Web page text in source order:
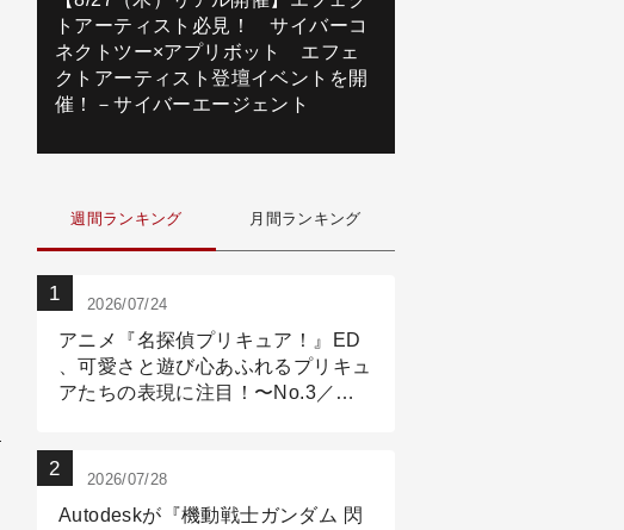
トアーティスト必見！ サイバーコ
ネクトツー×アプリボット エフェ
クトアーティスト登壇イベントを開
催！－サイバーエージェント
週間ランキング 月間ランキング
2026/07/24
アニメ『名探偵プリキュア！』ED
、可愛さと遊び心あふれるプリキュ
アたちの表現に注目！〜No.3／ア
2026/07/28
Autodeskが『機動戦士ガンダム 閃